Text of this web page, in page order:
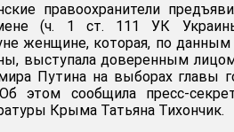
правоохранители
(ч. 1 ст. 111 УК
женщине, которая, по данным
выступала доверенным
Путина на выборах главы
этом сообщила пресс-
Крыма Татьяна Тихончик.